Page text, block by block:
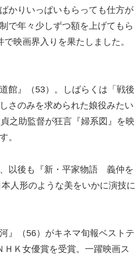
かりいっぱいもらっても仕方が
で年々少しずつ額を上げてもら
映画界入りを果たしました。
館』（53）。しばらくは「戦後
さのみを求められた娘役みたい
之助監督が狂言『婦系図』を映
。
以後も『新・平家物語 義仲を
人形のような美をいかに演技に
』（56）がキネマ旬報ベストテ
Ｋ女優賞を受賞。一躍映画ス